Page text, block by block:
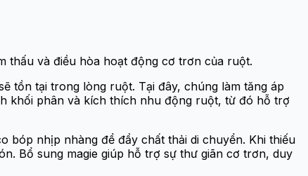
thấu và điều hòa hoạt động cơ trơn của ruột.
tồn tại trong lòng ruột. Tại đây, chúng làm tăng áp
khối phân và kích thích nhu động ruột, từ đó hỗ trợ
bóp nhịp nhàng để đẩy chất thải di chuyển. Khi thiếu
Bổ sung magie giúp hỗ trợ sự thư giãn cơ trơn, duy